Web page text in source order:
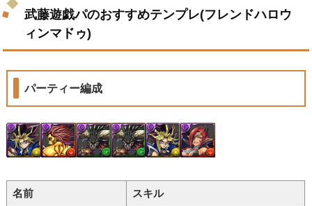
武藤遊戯パのおすすめテンプレ(フレンドハロウ
ィンマドゥ)
パーティー編成
名前 スキル